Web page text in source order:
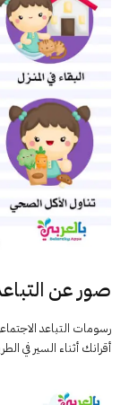
صور عن
رسومات التباعد
أقرانك أثناء السير في